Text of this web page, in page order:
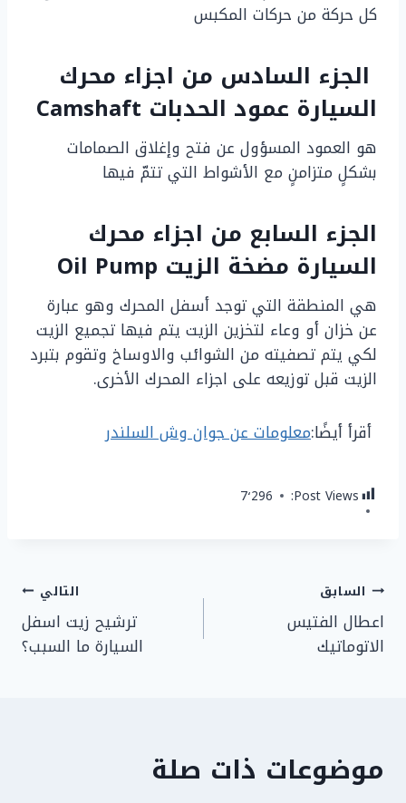
كل حركة من حركات المكبس
الجزء السادس من اجزاء محرك
السيارة عمود الحدبات Camshaft
هو العمود المسؤول عن فتح وإغلاق الصمامات
بشكلٍ متزامنٍ مع الأشواط التي تتمّ فيها
الجزء السابع من اجزاء محرك
السيارة مضخة الزيت Oil Pump
هي المنطقة التي توجد أسفل المحرك وهو عبارة
عن خزان أو وعاء لتخزين الزيت يتم فيها تجميع الزيت
لكي يتم تصفيته من الشوائب والاوساخ وتقوم بتبرد
الزيت قبل توزيعه على اجزاء المحرك الأخرى.
أقرأ أيضًا:معلومات عن جوان وش السلندر
Post Views: 7٬296
تصفّح
المقالات
السابق
اعطال الفتيس
الاتوماتيك
التالي
ترشيح زيت اسفل
السيارة ما السبب؟
موضوعات ذات صلة